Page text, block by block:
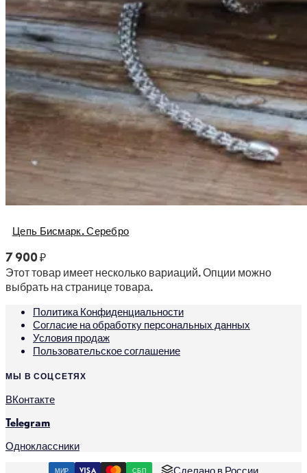
Цепь Бисмарк. Серебро
7 900₽
Этот товар имеет несколько вариаций. Опции можно
выбрать на странице товара.
Политика Конфиденциальности
Согласие на обработку персональных данных
Условия продаж
Пользовательское соглашение
МЫ В СОЦСЕТЯХ
ВКонтакте
Telegram
Одноклассники
МИР VISA СБП Сделано в России